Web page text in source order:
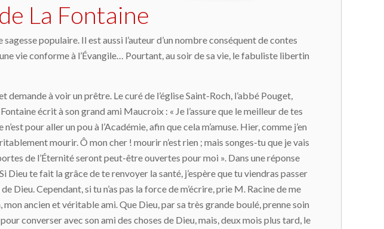
La Fontaine
populaire. Il est aussi l’auteur d’un nombre conséquent de contes
vie conforme à l’Évangile… Pourtant, au soir de sa vie, le fabuliste libertin
à voir un prêtre. Le curé de l’église Saint-Roch, l’abbé Pouget,
écrit à son grand ami Maucroix : « Je l’assure que le meilleur de tes
pour aller un pou à l’Académie, afin que cela m’amuse. Hier, comme j’en
mourir. Ô mon cher ! mourir n’est rien ; mais songes-tu que je vais
de l’Éternité seront peut-être ouvertes pour moi ». Dans une réponse
te fait la grâce de te renvoyer la santé, j’espère que tu viendras passer
Cependant, si tu n’as pas la force de m’écrire, prie M. Racine de me
ancien et véritable ami. Que Dieu, par sa très grande boulé, prenne soin
converser avec son ami des choses de Dieu, mais, deux mois plus tard, le